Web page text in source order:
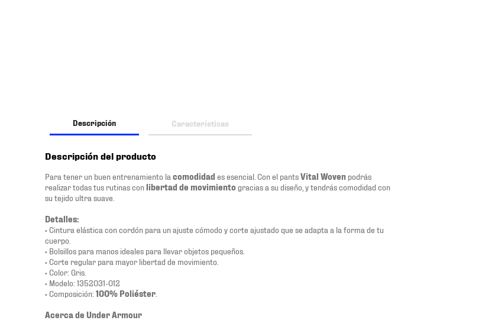
Descripción Características
Descripción del producto
Para tener un buen entrenamiento la comodidad es esencial. Con el pantsVital Woven podrás
realizar todas tus rutinas conlibertad de movimiento gracias a su diseño, y tendrás comodidad con
su tejido ultra suave.
Detalles:
• Cintura elástica con cordón para un ajuste cómodo y corte ajustado que se adapta a la forma de tu
cuerpo.
• Bolsillos para manos ideales para llevar objetos pequeños.
• Corte regular para mayor libertad de movimiento.
• Color: Gris.
• Modelo: 1352031-012
• Composición: 100% Poliéster
Acerca de Under Armour